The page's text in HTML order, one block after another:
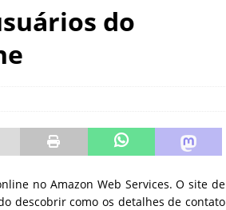
da IA se torna um risco
NOTÍCIAS
do
no Amazon Web Services. O site de
descobrir como os detalhes de contato